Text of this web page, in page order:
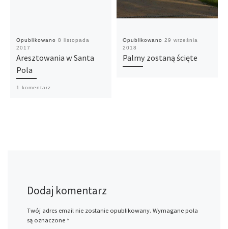
Opublikowano 8 listopada
2017
Aresztowania w Santa
Pola
1 komentarz
Opublikowano 29 września
2018
Palmy zostaną ścięte
Dodaj komentarz
Twój adres email nie zostanie opublikowany. Wymagane pola
są oznaczone *